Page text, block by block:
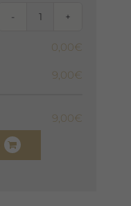
Caja
(3u.)
cantidad
0,00€
9,00€
9,00€